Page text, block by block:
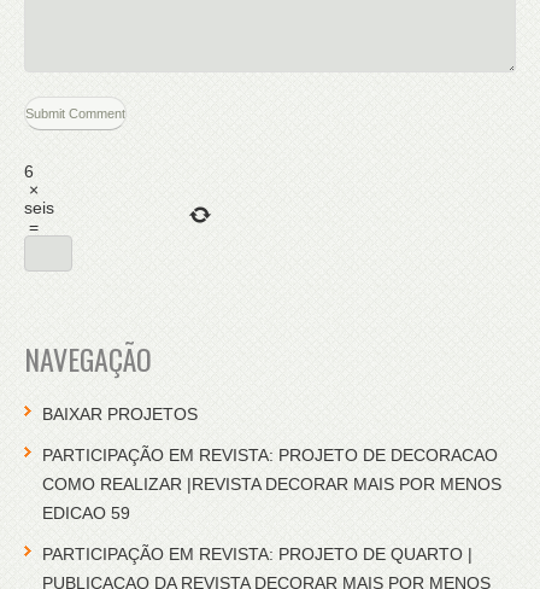
6
×
seis
=
NAVEGAÇÃO
BAIXAR PROJETOS
PARTICIPAÇÃO EM REVISTA: PROJETO DE DECORACAO
COMO REALIZAR |REVISTA DECORAR MAIS POR MENOS
EDICAO 59
PARTICIPAÇÃO EM REVISTA: PROJETO DE QUARTO |
PUBLICACAO DA REVISTA DECORAR MAIS POR MENOS